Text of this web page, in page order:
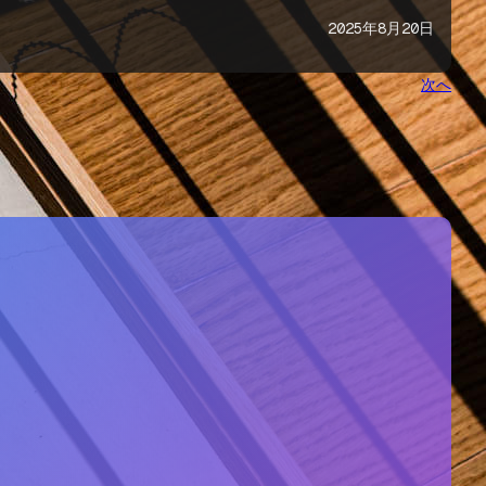
2025年8月20日
次へ